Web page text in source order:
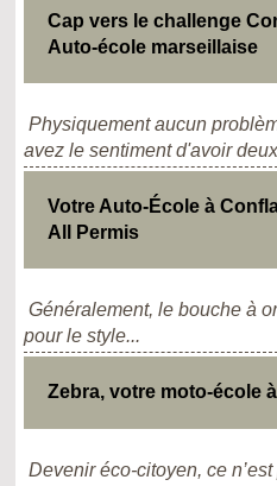
Cap vers le challenge
Auto-école marseillaise
Physiquement aucun
avez le sentiment d'avoir
Votre Auto-École à
All Permis
Généralement, le bouche à
pour le style...
Zebra, votre moto-école
Devenir éco-citoyen, ce